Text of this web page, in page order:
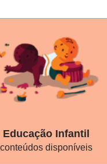
Educação Infantil
conteúdos disponíveis